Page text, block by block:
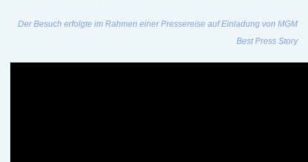
Der Besuch erfolgte im Rahmen einer Pressereise auf Einladung von MGM
Best Press Story